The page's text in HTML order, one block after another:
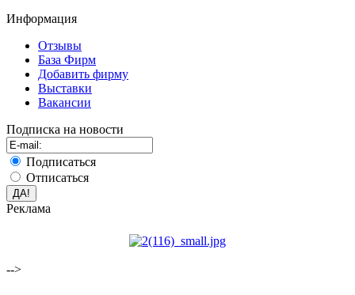
Информация
Отзывы
База Фирм
Добавить фирму
Выставки
Вакансии
Подписка на новости
Подписаться
Отписаться
Реклама
-->